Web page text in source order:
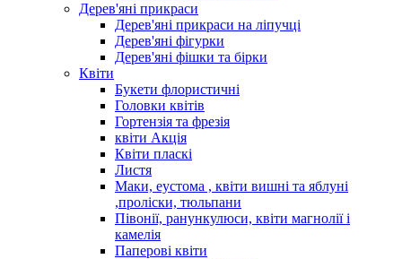
Дерев'яні прикраси
Дерев'яні прикраси на ліпучці
Дерев'яні фігурки
Дерев'яні фішки та бірки
Квіти
Букети флористичні
Головки квітів
Гортензія та фрезія
квіти Акція
Квіти пласкі
Листя
Маки, еустома , квіти вишні та яблуні
,проліски, тюльпани
Півонії, ранункулюси, квіти магнолії і
камелія
Паперові квіти